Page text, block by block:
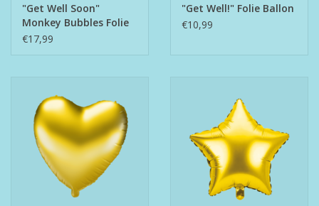
"Get Well Soon"
Monkey Bubbles Folie
Ballon
€17,99
"Get Well!" Folie Ballon
€10,99